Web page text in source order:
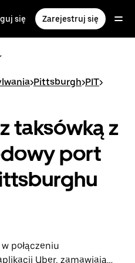
się Zarejestruj się
>Pittsburgh>PIT>
taksówką z
port
połączeniu
Uber, zamawiając